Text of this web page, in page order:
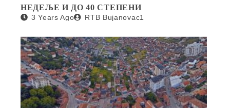
НЕДЕЉЕ И ДО 40 СТЕПЕНИ
3 Years Ago RTB Bujanovac1